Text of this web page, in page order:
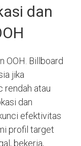
dan
OOH. Billboard
jika
rendah atau
dan
efektivitas
profil target
bekerja,